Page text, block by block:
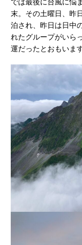
末。その土曜日、昨
泊され、昨日は日中
れたグループがいら
運だったとおもいます